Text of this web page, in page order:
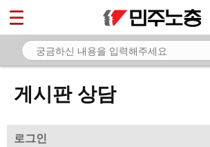
게시판 상담
로그인
마이페이지
소개
노동상담
- 게시판 상담